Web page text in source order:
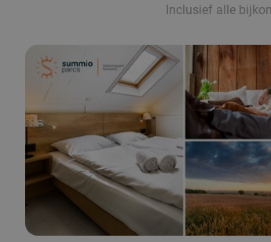
Inclusief alle